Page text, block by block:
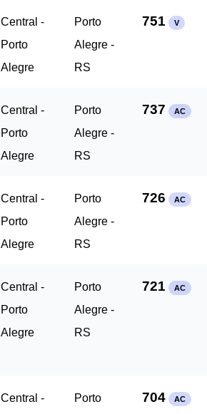
Central -
Porto
Alegre
Porto
Alegre -
RS
751 V
Central -
Porto
Alegre
Porto
Alegre -
RS
737 AC
Central -
Porto
Alegre
Porto
Alegre -
RS
726 AC
Central -
Porto
Alegre
Porto
Alegre -
RS
721 AC
Central - Porto 704 AC